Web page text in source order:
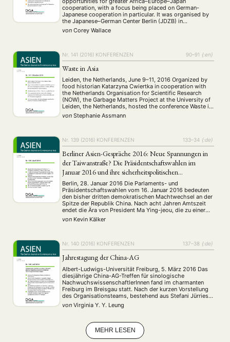
ANGEBOTE
ANTRAG AUF EINEN SMALL GRANT DER DGA MITGLIEDERBEREICH DIE DGA
MITGLIEDSCHAFT
Aktuelles von unseren Mitgliedern (4) Art ASIEN (Zeitschrift) (25)
Auszeichnung (12) Bericht Bildung Calls for…
Cinema (4) DGA Diskussion
Geografie (2) Geschichte (93) Gesellschaft (283) Globalisation (7)
Hybrid (172) Kultur (27) Kunst (4) Lecture (94) Literatur (261)
Medien (24) Migration (39) Nationalism (6) Online (235)
Philosophie (12) Politik (417) Politikwissenschaften
Programm
Stellenausschreibung (661) Stipendium (21)
Summer School (10) Symposium (32) Tagung (500) Tourismus (14)
Umwelt (45) Veranstaltung (788) Webinar (28) Wirtschaft (199)
Workshop (126)
MITGLIEDSCHAFT STUDIUM DATENSCHUTZERKLÄRUNG
MITGLIEDERBEREICH KONTAKT SPENDEN SIE JETZT!
cooperation, with a focus being placed on German-
Japanese cooperation in particular. It was organised by
the Japanese–German Center Berlin (JDZB) in
cooperation with the German Institute for International
and Security Affairs (SWP). Two scene-setting speeches
von Corey Wallace
Nr. 141 (2016) KONFERENZEN 90–91 {:en}
Waste in Asia
Leiden, the Netherlands, June 9–11, 2016 Organized by
food historian Katarzyna Cwiertka in cooperation with
the Netherlands Organisation for Scientific Research
(NOW), the Garbage Matters Project at the University of
Leiden, the Netherlands, hosted the conference Waste in
Asia (WiA) from June 9–11, 2016. In a pioneering effort,
the conference brought together twenty-nine scholars
von Stephanie Assmann
Nr. 139 (2016) KONFERENZEN 133–34 {:de}
Berliner Asien-Gespräche 2016: Neue Spannungen in
der Taiwanstraße? Die Präsidentschaftswahlen im
Januar 2016 und ihre sicherheitspolitischen
Implikationen
Berlin, 28. Januar 2016 Die Parlaments- und
Präsidentschaftswahlen vom 16. Januar 2016 bedeuten
den bisher dritten demokratischen Machtwechsel an der
Spitze der Republik China. Nach acht Jahren Amtszeit
endet die Ära von President Ma Ying-jeou, die zu einer
spürbaren Entspannung in der Tai­wanstraße beigetragen
hat. Die bisher regierende Kuomintang wird in die
von Kevin Kälker
Nr. 140 (2016) KONFERENZEN 137–38 {:de}
Jahrestagung der China-AG
Albert-Ludwigs-Universität Freiburg, 5. März 2016 Das
diesjährige China-AG-Treffen für sinologische
NachwuchswissenschaftlerInnen fand im charmanten
Freiburg im Breisgau statt. Nach der kurzen Vorstellung
des Organisationsteams, bestehend aus Stefani Jürries,
Elisabeth Schleep und Jennifer Stapornwongkul,
begrüßte uns die Freiburger Lehrstuhlinhaberin für
Nicola Spakowski, die als ehemaliges Mitglied der
China-AG von ihren …
von Virginia Y. Y. Leung
MEHR LESEN